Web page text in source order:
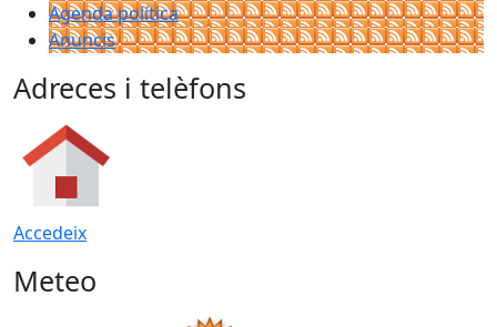
Agenda política
Anuncis
Adreces i telèfons
Accedeix
Meteo